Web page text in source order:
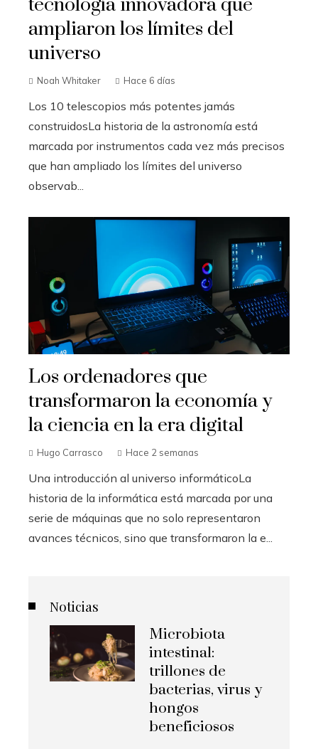
tecnología innovadora que
ampliaron los límites del
universo
Noah Whitaker Hace 6 días
Los 10 telescopios más potentes jamás
construidosLa historia de la astronomía está
marcada por instrumentos cada vez más precisos
que han ampliado los límites del universo
observab...
Los ordenadores que
transformaron la economía y
la ciencia en la era digital
Hugo Carrasco Hace 2 semanas
Una introducción al universo informáticoLa
historia de la informática está marcada por una
serie de máquinas que no solo representaron
avances técnicos, sino que transformaron la e...
Noticias
Microbiota
intestinal:
trillones de
bacterias, virus y
hongos
beneficiosos